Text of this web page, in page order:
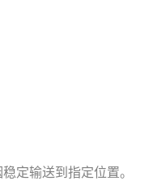
定输送到指定位置。